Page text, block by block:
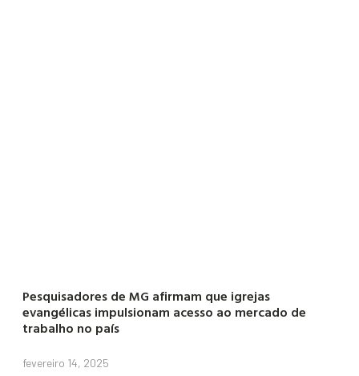
Pesquisadores de MG afirmam que igrejas
evangélicas impulsionam acesso ao mercado de
trabalho no país
fevereiro 14, 2025